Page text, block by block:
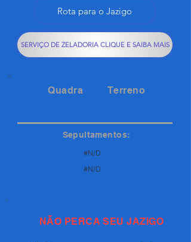
Rota para o Jazigo
SERVIÇO DE ZELADORIA CLIQUE E SAIBA MAIS
Quadra Terreno
Sepultamentos:
#N/D
#N/D
NÃO PERCA SEU JAZIGO